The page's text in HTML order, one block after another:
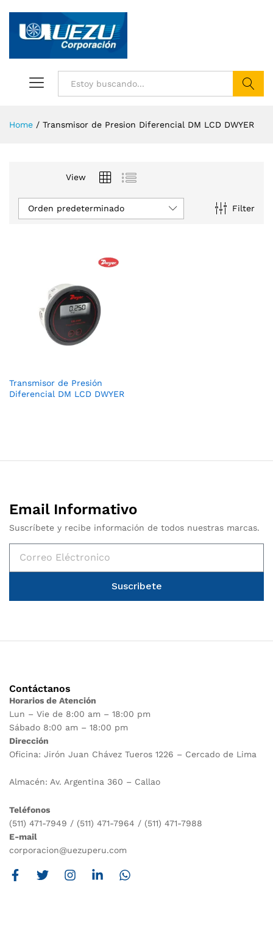
Home / Transmisor de Presion Diferencial DM LCD DWYER
View
Filter
Orden predeterminado
Transmisor de Presión
Diferencial DM LCD DWYER
Email Informativo
Suscríbete y recibe información de todos nuestras marcas.
Suscribete
Contáctanos
Horarios de Atención
Lun – Vie de 8:00 am – 18:00 pm
Sábado 8:00 am – 18:00 pm
Dirección
Oficina: Jirón Juan Chávez Tueros 1226 – Cercado de Lima
Almacén: Av. Argentina 360 – Callao
Teléfonos
(511) 471-7949 / (511) 471-7964 / (511) 471-7988
E-mail
corporacion@uezuperu.com